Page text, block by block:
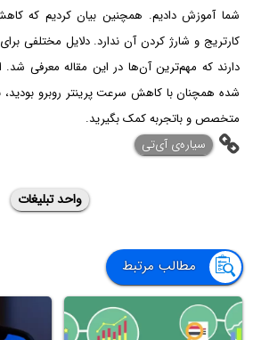
شما آموزش دادیم. همچنین بیان کردیم که
کارتریج و شارژ کردن آن ندارد. دلایل مختلفی
دارند که مهم‌ترین آن‌ها در این مقاله معرفی شد.
شده همچنان با کاهش سرعت پرینتر روبرو بودید،
متخصص و باتجربه کمک بگیرید.
‌سیاره‌ی آی‌تی
واحد تبلیغات
مطالب مرتبط